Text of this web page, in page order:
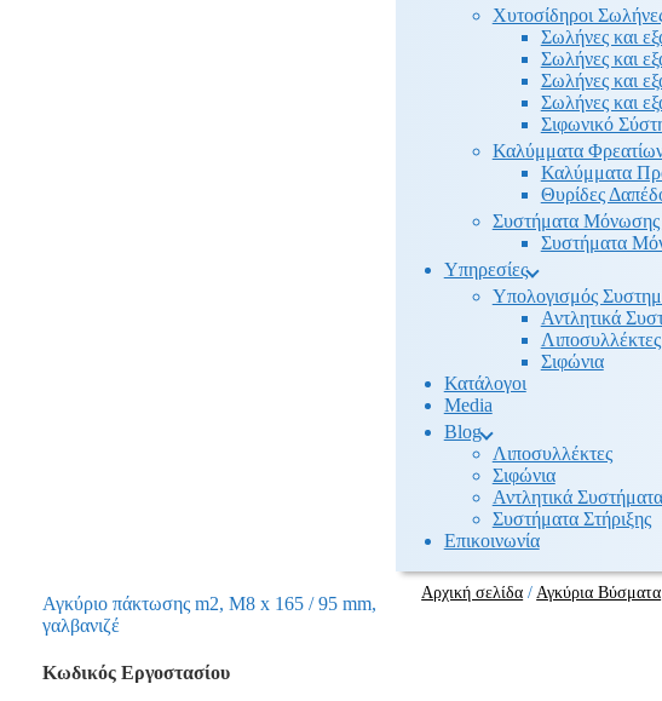
Χυτοσίδηροι
Σωλήνες και
Σωλήνες και
Σωλήνες και
Σωλήνες και
Σιφωνικό
Καλύμματα
Καλύμματα
Θυρίδες
Συστήματα Μόνωσης
Συστήματα
Υπηρεσίες
Υπολογισμός
Αντλητικά
Λιποσυλλέκτες
Σιφώνια
Κατάλογοι
Media
Βlog
Λιποσυλλέκτες
Σιφώνια
Αντλητικά Συστήματα
Συστήματα Στήριξης
Επικοινωνία
Αρχική σελίδα /Αγκύρια Βύσματα
Αγκύριο πάκτωσης m2, M8 x 165 / 95 mm,
γαλβανιζέ
Κωδικός Εργοστασίου